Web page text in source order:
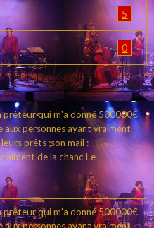
5
0
prêteur qui m'a donné 500000€
personnes ayant vraiment
prêts ;son mail :
de la chanc Le
prêteur qui m'a donné 500000€